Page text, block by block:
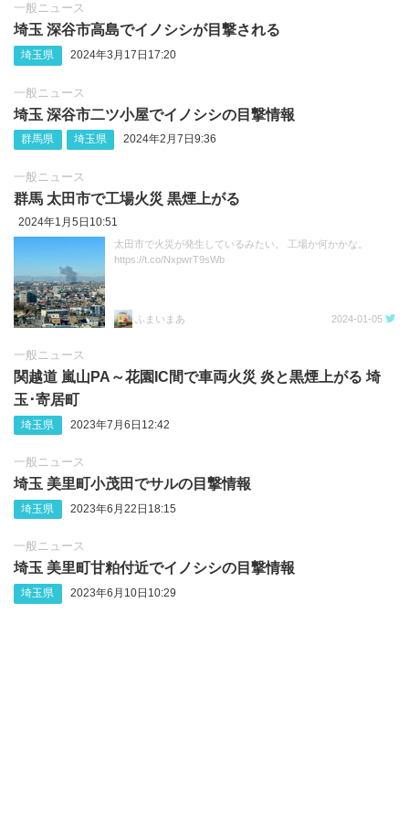
一般ニュース
埼玉 深谷市高島でイノシシが目撃される
埼玉県 2024年3月17日17:20
一般ニュース
埼玉 深谷市二ツ小屋でイノシシの目撃情報
群馬県 埼玉県 2024年2月7日9:36
一般ニュース
群馬 太田市で工場火災 黒煙上がる
2024年1月5日10:51
太田市で火災が発生しているみたい。 工場か何かかな。
https://t.co/NxpwrT9sWb
ふまいまあ 2024-01-05
一般ニュース
関越道 嵐山PA～花園IC間で車両火災 炎と黒煙上がる 埼
玉･寄居町
埼玉県 2023年7月6日12:42
一般ニュース
埼玉 美里町小茂田でサルの目撃情報
埼玉県 2023年6月22日18:15
一般ニュース
埼玉 美里町甘粕付近でイノシシの目撃情報
埼玉県 2023年6月10日10:29